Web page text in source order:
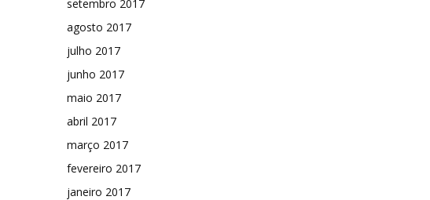
setembro 2017
agosto 2017
julho 2017
junho 2017
maio 2017
abril 2017
março 2017
fevereiro 2017
janeiro 2017